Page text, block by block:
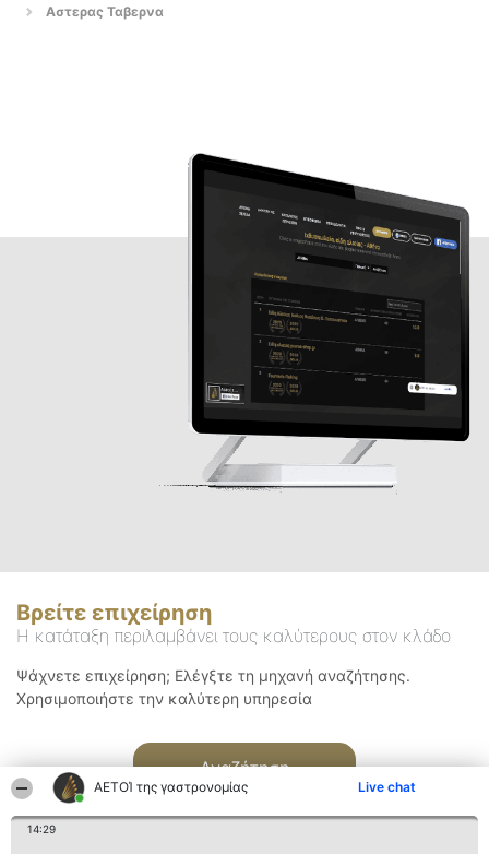
ΑΕΤΟΊ της γαστρονομίας Live chat
14:29
Αστερας Ταβερνα
Βρείτε επιχείρηση
Η κατάταξη περιλαμβάνει τους καλύτερους στον κλάδο
Ψάχνετε επιχείρηση; Ελέγξτε τη μηχανή αναζήτησης.
Χρησιμοποιήστε την καλύτερη υπηρεσία
Αναζήτηση